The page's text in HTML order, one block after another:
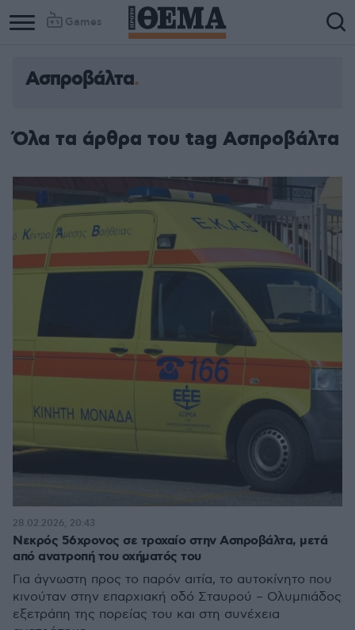
Games
Ασπροβάλτα
Όλα τα άρθρα του tag Ασπροβάλτα
Νεκρός 56χρονος σε τροχαίο στην Ασπροβάλτα, μετά
από ανατροπή του οχήματός του
Για άγνωστη προς το παρόν αιτία, το αυτοκίνητο που
κινούταν στην επαρχιακή οδό Σταυρού – Ολυμπιάδος
εξετράπη της πορείας του και στη συνέχεια
28.02.2026, 20:43